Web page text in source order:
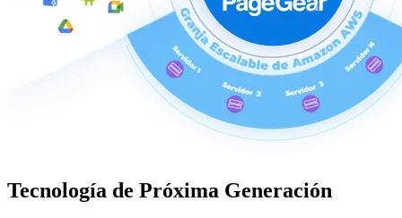
Tecnología de Próxima Generación